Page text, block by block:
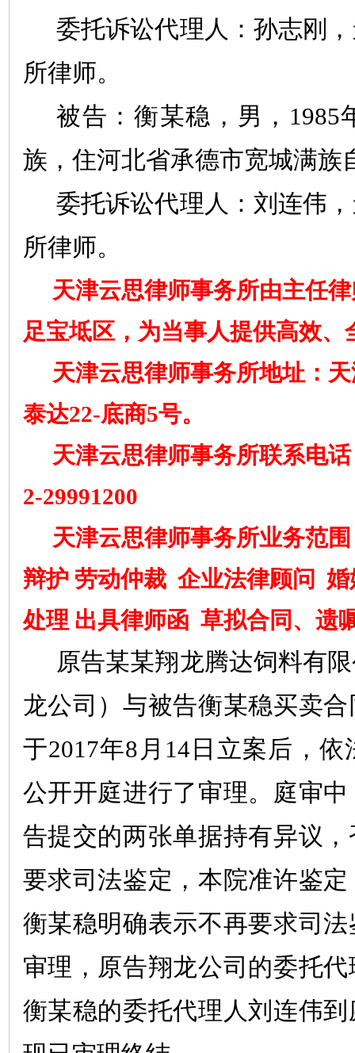
委托诉讼代理人：孙志刚
所律师。
被告：衡某稳，男， 1985
族，住河北省承德市宽城满族
委托诉讼代理人：刘连伟
所律师。
天津云思律师事务所由主任
足宝坻区，为当事人提供高效、
天津云思律师事务所地址：
泰达22-底商5号。
天津云思律师事务所联系电
2-29991200
天津云思律师事务所业务范
辩护 劳动仲裁 企业法律顾问 婚
处理 出具律师函 草拟合同、遗
原告某某翔龙腾达饲料有
龙公司）与被告衡某稳买卖
于2017年8 月 14 日立案后，
公开开庭进行了审理。庭审
告提交的两张单据持有异议
要求司法鉴定，本院准许鉴
衡某稳明确表示不再要求司
审理，原告翔龙公司的委托
衡某稳的委托代理人刘连伟